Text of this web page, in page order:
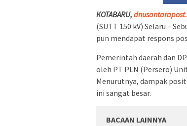
KOTABARU,
(SUTT 150 kV) Selaru –
pun mendapat respons
Pemerintah daerah dan
oleh PT PLN (Persero)
Menurutnya, dampak
ini sangat besar.
BACAAN LAINNYA